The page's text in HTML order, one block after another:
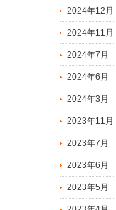
2024年12月
2024年11月
2024年7月
2024年6月
2024年3月
2023年11月
2023年7月
2023年6月
2023年5月